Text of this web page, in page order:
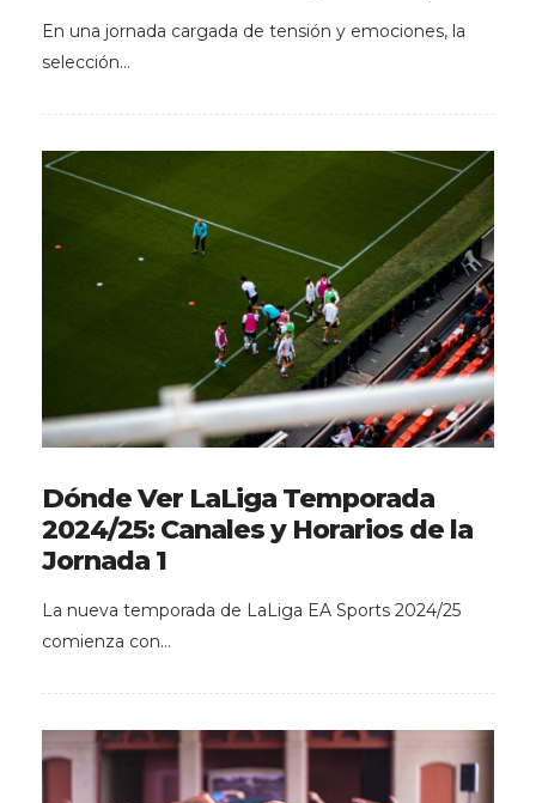
En una jornada cargada de tensión y emociones, la
selección…
Dónde Ver LaLiga Temporada
2024/25: Canales y Horarios de la
Jornada 1
La nueva temporada de LaLiga EA Sports 2024/25
comienza con…